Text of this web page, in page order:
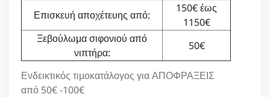
Ενδεικτικός τιμοκατάλογος για ΑΠΟΦΡΑΞΕΙΣ
από 50€ -100€
Επισκευή αποχέτευης από:
150€ έως
1150€
Ξεβούλωμα σιφονιού από
νιπτήρα:
50€